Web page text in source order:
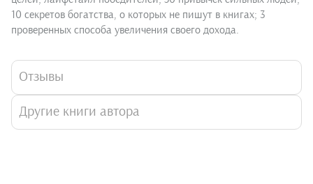
10 секретов богатства, о которых не пишут в книгах; 3
проверенных способа увеличения своего дохода.
Отзывы
Другие книги автора